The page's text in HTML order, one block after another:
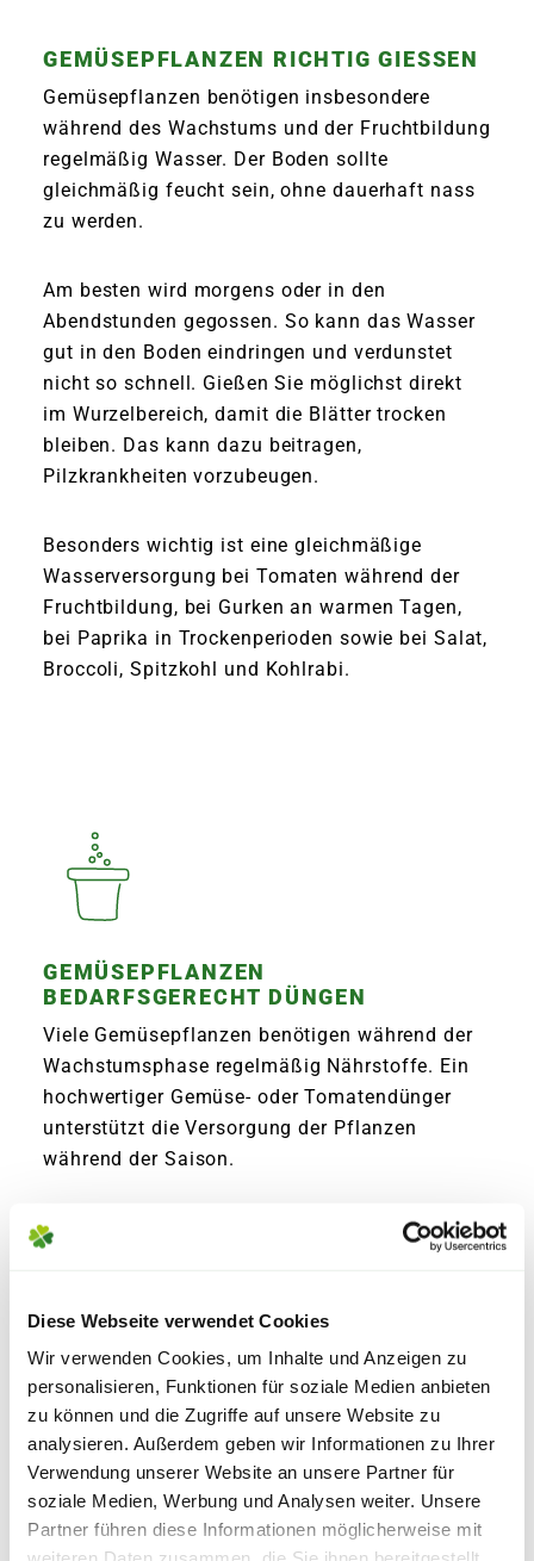
Diese Webseite verwendet Cookies
Wir verwenden Cookies, um Inhalte und Anzeigen zu
personalisieren, Funktionen für soziale Medien anbieten
zu können und die Zugriffe auf unsere Website zu
analysieren. Außerdem geben wir Informationen zu Ihrer
Verwendung unserer Website an unsere Partner für
soziale Medien, Werbung und Analysen weiter. Unsere
Partner führen diese Informationen möglicherweise mit
GEMÜSEPFLANZEN RICHTIG GIESSEN
Gemüsepflanzen benötigen insbesondere
während des Wachstums und der Fruchtbildung
regelmäßig Wasser. Der Boden sollte
gleichmäßig feucht sein, ohne dauerhaft nass
zu werden.
Am besten wird morgens oder in den
Abendstunden gegossen. So kann das Wasser
gut in den Boden eindringen und verdunstet
nicht so schnell. Gießen Sie möglichst direkt
im Wurzelbereich, damit die Blätter trocken
bleiben. Das kann dazu beitragen,
Pilzkrankheiten vorzubeugen.
Besonders wichtig ist eine gleichmäßige
Wasserversorgung bei Tomaten während der
Fruchtbildung, bei Gurken an warmen Tagen,
bei Paprika in Trockenperioden sowie bei Salat,
Broccoli, Spitzkohl und Kohlrabi.
GEMÜSEPFLANZEN
BEDARFSGERECHT DÜNGEN
Viele Gemüsepflanzen benötigen während der
Wachstumsphase regelmäßig Nährstoffe. Ein
hochwertiger Gemüse- oder Tomatendünger
unterstützt die Versorgung der Pflanzen
während der Saison.
Starkzehrer wie Tomaten, Paprika, Gurken,
Broccoli und andere Kohlarten haben einen
benötigt in der Regel weniger Dünger, profitiert
jedoch ebenfalls von einem nährstoffreichen
Boden.
Düngen Sie lieber regelmäßig und in
passenden Mengen als große Mengen auf
einmal. Eine Überdüngung kann das
Pflanzenwachstum beeinträchtigen.